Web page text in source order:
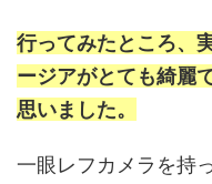
行ってみたところ、
ージアがとても綺麗
思いました。
一眼レフカメラを持